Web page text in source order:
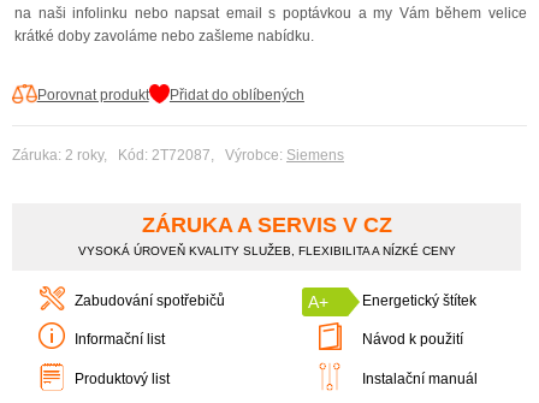
na naši infolinku nebo napsat email s poptávkou a my Vám během velice
krátké doby zavoláme nebo zašleme nabídku.
Porovnat produkt Přidat do oblíbených
Záruka: 2 roky, Kód: 2T72087, Výrobce: Siemens
ZÁRUKA A SERVIS V CZ
VYSOKÁ ÚROVEŇ KVALITY SLUŽEB, FLEXIBILITA A NÍZKÉ CENY
Zabudování spotřebičů A+ Energetický štítek
Informační list Návod k použití
Produktový list Instalační manuál